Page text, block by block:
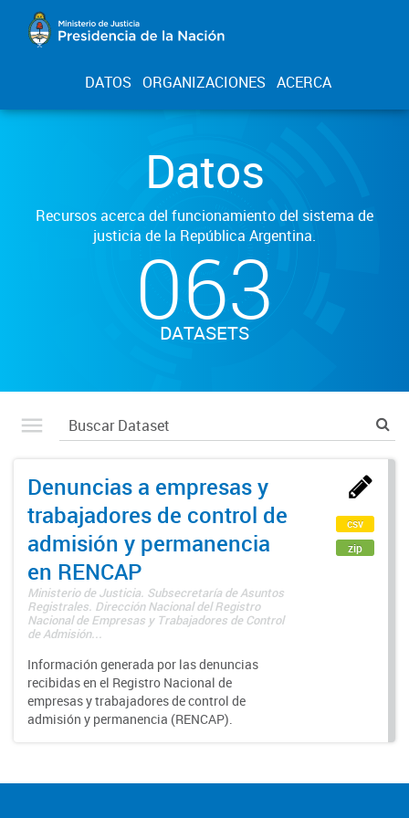
DATOS ORGANIZACIONES ACERCA
Datos
Recursos acerca del funcionamiento del sistema de
justicia de la República Argentina.
063
DATASETS
Denuncias a empresas y
trabajadores de control de
admisión y permanencia
en RENCAP
Ministerio de Justicia. Subsecretaría de Asuntos
Registrales. Dirección Nacional del Registro
Nacional de Empresas y Trabajadores de Control
de Admisión...
Información generada por las denuncias
recibidas en el Registro Nacional de
empresas y trabajadores de control de
admisión y permanencia (RENCAP).
csv
zip